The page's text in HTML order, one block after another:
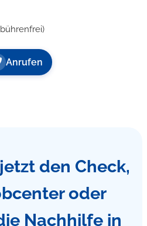
Anrufen
den Check,
oder
Nachhilfe in